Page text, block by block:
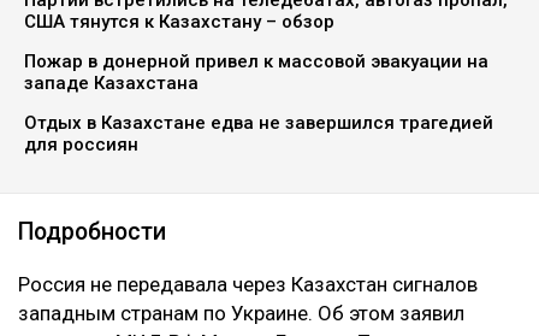
США тянутся к Казахстану – обзор
Пожар в донерной привел к массовой эвакуации на
западе Казахстана
Отдых в Казахстане едва не завершился трагедией
для россиян
Подробности
‎Россия не передавала через Казахстан сигналов
западным странам по Украине. Об этом заявил